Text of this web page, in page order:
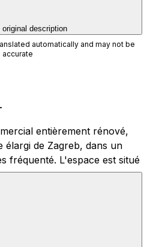
original description
automatically and may not be
accurate
entièrement rénové,
élargi de Zagreb, dans un
fréquenté. L'espace est situé
immeuble et dispose d'un